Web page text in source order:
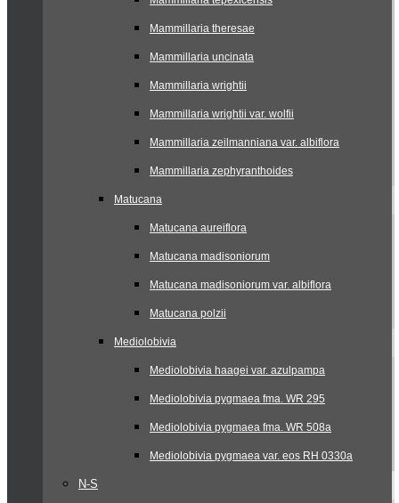
Mammillaria theresae
Mammillaria uncinata
Mammillaria wrightii
Mammillaria wrightii var. wolfii
Mammillaria zeilmanniana var. albiflora
Mammillaria zephyranthoides
Matucana
Matucana aureiflora
Matucana madisoniorum
Matucana madisoniorum var. albiflora
Matucana polzii
Mediolobivia
Mediolobivia haagei var. azulpampa
Mediolobivia pygmaea fma. WR 295
Mediolobivia pygmaea fma. WR 508a
Mediolobivia pygmaea var. eos RH 0330a
N-S